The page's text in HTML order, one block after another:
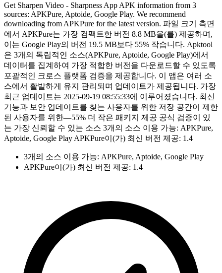
Get Sharpen Video - Sharpness App APK information from 3
sources: APKPure, Aptoide, Google Play. We recommend
downloading from APKPure for the latest version. 파일 크기 측면
에서 APKPure는 가장 컴팩트한 버전 8.8 MB을(를) 제공하며,
이는 Google Play의 버전 19.5 MB보다 55% 작습니다. Apktool
은 3개의 독립적인 소스(APKPure, Aptoide, Google Play)에서
데이터를 집계하여 가장 적합한 버전을 다운로드할 수 있도록
포괄적인 크로스 플랫폼 검증을 제공합니다. 이 앱은 여러 소
스에서 활발하게 유지 관리되며 업데이트가 제공됩니다. 가장
최근 업데이트는 2025-09-19 08:55:33에 이루어졌습니다. 최신
기능과 보안 업데이트를 찾는 사용자를 위한 저장 공간이 제한
된 사용자를 위한—55% 더 작은 패키지 제공 공식 검증이 있
는 가장 신뢰할 수 있는 소스 3개의 소스 이용 가능: APKPure,
Aptoide, Google Play APKPure이(가) 최신 버전 제공: 1.4
3개의 소스 이용 가능: APKPure, Aptoide, Google Play
APKPure이(가) 최신 버전 제공: 1.4